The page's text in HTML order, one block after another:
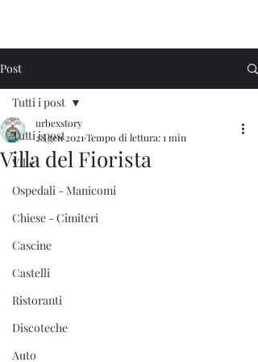
Post
Tutti i post
Ville
Ospedali - Manicomi
Chiese - Cimiteri
Cascine
Castelli
Ristoranti
Discoteche
Auto
Tutti i post
Villa del Fiorista
urbexstory
28 gen 2021 Tempo di lettura: 1 min